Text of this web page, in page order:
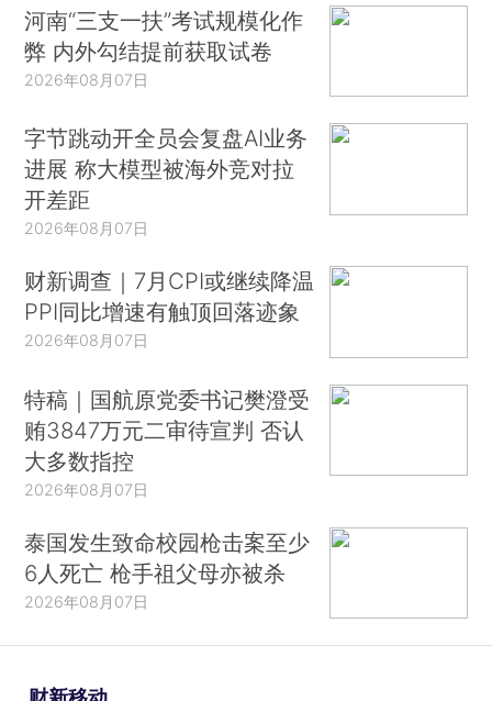
河南“三支一扶”考试规模化作
弊 内外勾结提前获取试卷
2026年08月07日
字节跳动开全员会复盘AI业务
进展 称大模型被海外竞对拉
开差距
2026年08月07日
财新调查｜7月CPI或继续降温
PPI同比增速有触顶回落迹象
2026年08月07日
特稿｜国航原党委书记樊澄受
贿3847万元二审待宣判 否认
大多数指控
2026年08月07日
泰国发生致命校园枪击案至少
6人死亡 枪手祖父母亦被杀
2026年08月07日